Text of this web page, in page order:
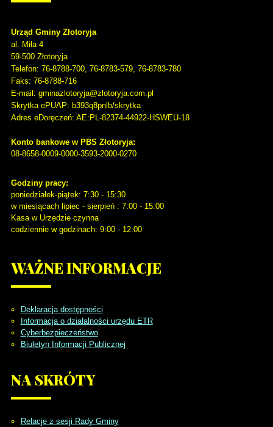
Urząd Gminy Złotoryja
al. Miła 4
59-500 Złotoryja
Telefon: 76-8788-700, 76-8783-579, 76-8783-780
Faks: 76-8788-716
E-mail: gminazlotoryja@zlotoryja.com.pl
Skrytka ePUAP: b393q8pnlb/skrytka
Adres eDoręczeń: AE:PL-82374-44922-HSWEU-18
Konto bankowe w PBS Złotoryja:
08-8658-0009-0000-3593-2000-0270
Godziny pracy:
poniedziałek-piątek: 7:30 - 15:30
w miesiącach lipiec - sierpień : 7:00 - 15:00
Kasa w Urzędzie czynna
codziennie w godzinach: 9:00 - 12:00
WAŻNEINFORMACJE
Deklaracja dostępności
Informacja o działalności urzędu ETR
Cyberbezpieczeństwo
Biuletyn Informacji Publicznej
NA SKRÓTY
Relacje z sesji Rady Gminy